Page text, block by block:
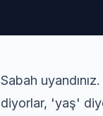
Sabah
diyorlar, 'yaş'